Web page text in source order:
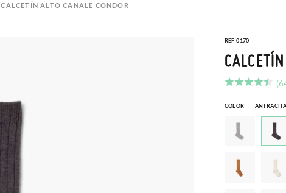
CALCETÍN ALTO CANALE CONDOR
REF 0170
COLOR ANTRACITA